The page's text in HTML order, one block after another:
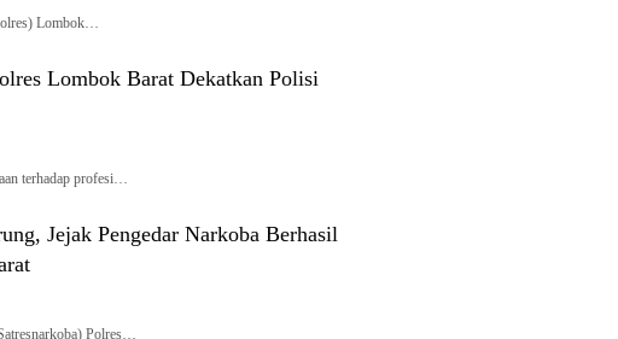
Lombok…
Lombok Barat Dekatkan Polisi
terhadap profesi…
Jejak Pengedar Narkoba Berhasil
Polres…